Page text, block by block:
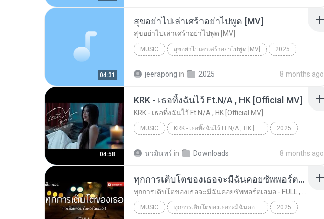
04:31
สุขอย่าไปเล่าเศร้าอย่าไปพูด [MV]
สุขอย่าไปเล่าเศร้าอย่าไปพูด [MV]
MUSIC สุขอย่าไปเล่าเศร้าอย่าไปพูด [MV] 2025
jeerapong in 2025 8 months ago
04:58
KRK - เธอทิ้งฉันไว้ Ft.N/A , HK [Official MV]
KRK - เธอทิ้งฉันไว้ Ft.N/A , HK [Official MV]
MUSIC KRK - เธอทิ้งฉันไว้ Ft.N/A , HK [Official MV] 2025
นวมินทร์ in Downloads 8 months ago
ทุกการเติบโตของเธอจะมีฉันคอยซัพพอร์ตเสมอ - FULL , [เนื้อเพลง]
MUSIC ทุกการเติบโตของเธอจะมีฉันคอยซัพพอร์ตเสมอ - FULL , [เนื้อเพลง] 2025